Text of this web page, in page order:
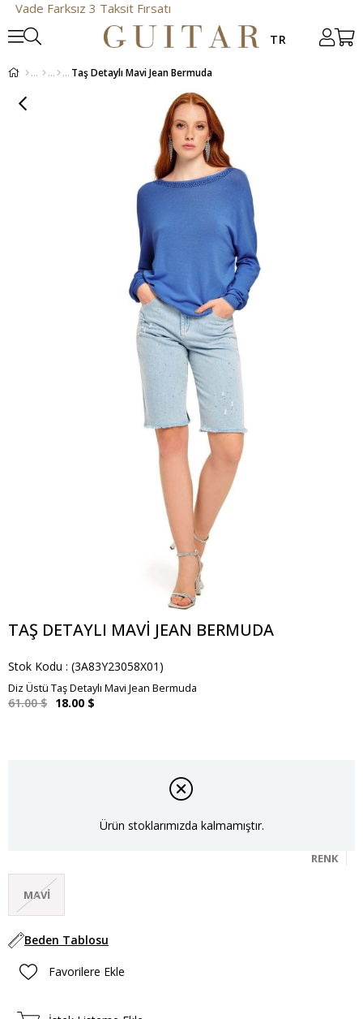
Farksız 3 Taksit Fırsatı
Taş Detaylı Mavi Jean Bermuda
TAŞ DETAYLI MAVI JEAN BERMUDA
Stok Kodu (3A83Y23058X01)
Diz Üstü Taş Detaylı Mavi Jean Bermuda
61.00 $ 18.00 $
Ürün stoklarımızda kalmamıştır.
RENK
MAVI
Beden Tablosu
Favorilere Ekle